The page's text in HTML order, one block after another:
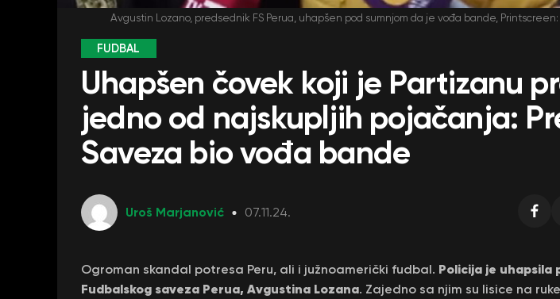
Avgustin Lozano, predsednik FS Perua, uhapšen pod sumnjom da je vođa bande,
FUDBAL
Uhapšen čovek koji je Partizanu
jedno od najskupljih pojačanja:
Saveza bio vođa bande
Uroš Marjanović 07.11.24.
Ogroman skandal potresa Peru, ali i južnoamerički fudbal. Policija je uhapsila
Fudbalskog saveza Perua, Avgustina Lozana. Zajedno sa njim su lisice na